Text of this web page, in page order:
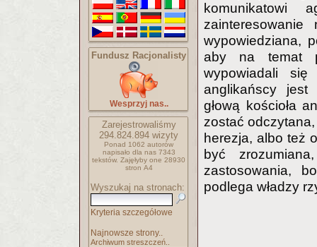
Fundusz Racjonalisty
Wesprzyj nas..
Zarejestrowaliśmy
294.824.894 wizyty
Ponad 1062 autorów
napisało dla nas 7343
tekstów. Zajęłyby one 28930
stron A4
Wyszukaj na stronach:
Kryteria szczegółowe
Najnowsze strony..
Archiwum streszczeń..
komunikatowi
wypowiedziana,
aby na temat
wypowiadali
anglikańscy jest
głową kościoła
zostać
herezja, albo też
być
zastosowania,
podlega władzy